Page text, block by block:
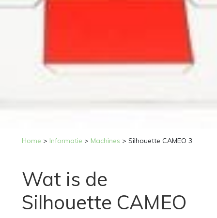
Home > Informatie > Machines > Silhouette CAMEO 3
Wat is de
Silhouette CAMEO